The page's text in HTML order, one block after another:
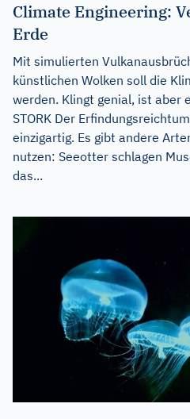
Climate Engineering:
Erde
Mit simulierten
künstlichen Wolken soll die
werden. Klingt genial, ist aber
STORK Der
einzigartig. Es gibt andere
nutzen: Seeotter schlagen
das...